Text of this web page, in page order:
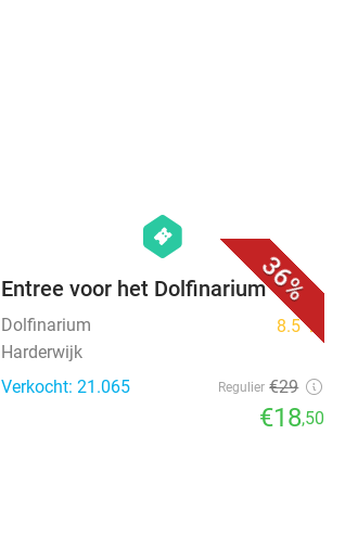
36%
hexagon
events
Entree voor het Dolfinarium
Dolfinarium 8.5star
Harderwijk
Verkocht: 21.065
Regulier €29
€18,50